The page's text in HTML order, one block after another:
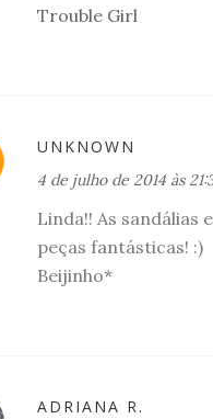
Trouble Girl
UNKNOWN
4 de julho de 2014 às
Linda!! As sandálias
peças fantásticas! :)
Beijinho*
ADRIANA R.